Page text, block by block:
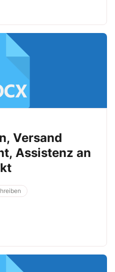
Versand
Assistenz an